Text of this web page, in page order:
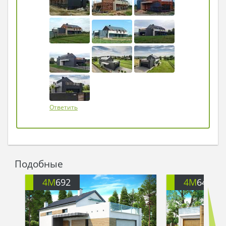
Ответить
Подобные
4M692 4M648